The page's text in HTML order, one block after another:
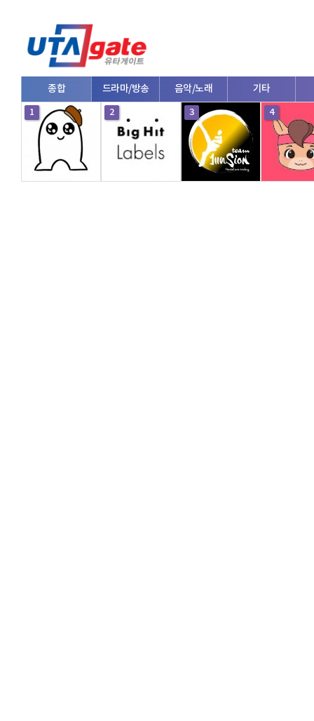
종합 드라마/방송 음악/노래 기타
V로그/소통 영화/뮤지컬 연예인 한류/외국인
댄스 e스포츠 자동차 커플/연애
1 2 3 4